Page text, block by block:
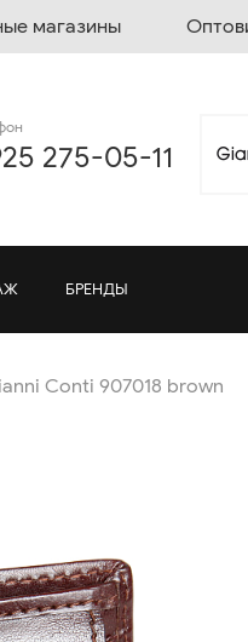
магазины
275-05-11
БРЕНДЫ
Conti 907018 brown